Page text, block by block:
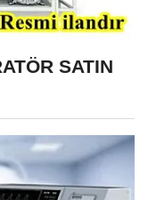
SATIN